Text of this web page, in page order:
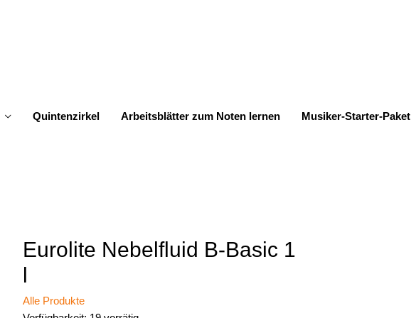
Quintenzirkel Arbeitsblätter zum Noten lernen Musiker-Starter-Paket
Eurolite Nebelfluid B-Basic 1
l
Alle Produkte